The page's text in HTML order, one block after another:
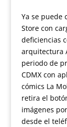
Ya se puede
Store con
deficiencias
arquitectura
periodo de
CDMX con
cómics La
retira el
imágenes
desde el